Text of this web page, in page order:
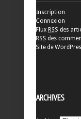
Inscription
Connexion
Flux RSS des
RSS des
Site de
ARCHIVES